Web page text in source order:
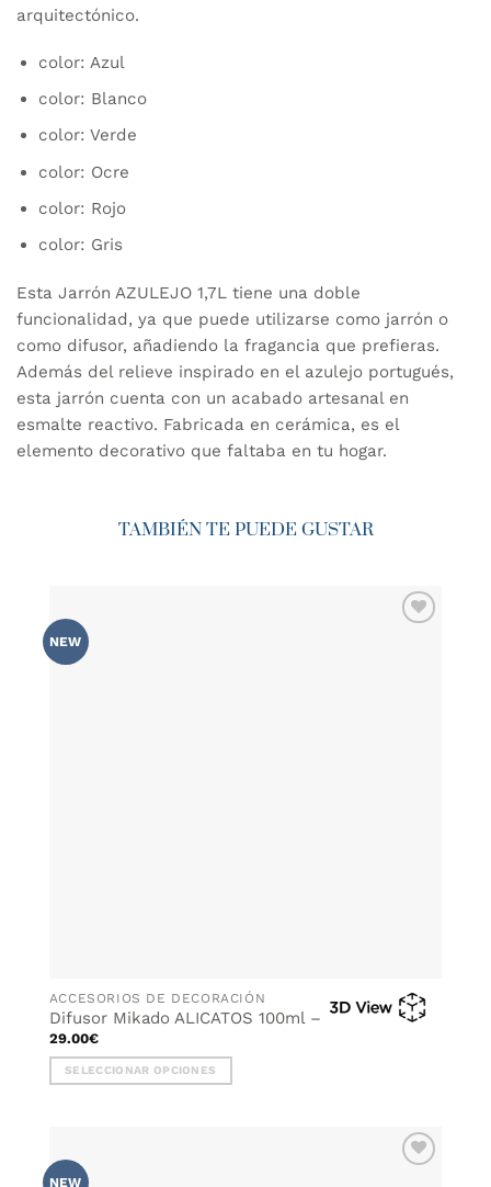
arquitectónico.
color: Azul
color: Blanco
color: Verde
color: Ocre
color: Rojo
color: Gris
Esta Jarrón AZULEJO 1,7L tiene una doble
funcionalidad, ya que puede utilizarse como jarrón o
como difusor, añadiendo la fragancia que prefieras.
Además del relieve inspirado en el azulejo portugués,
esta jarrón cuenta con un acabado artesanal en
esmalte reactivo. Fabricada en cerámica, es el
elemento decorativo que faltaba en tu hogar.
TAMBIÉN TE PUEDE GUSTAR
NEW
ACCESORIOS DE DECORACIÓN
Difusor Mikado ALICATOS 100ml – AREIA
29.00€
SELECCIONAR OPCIONES
múltiples
variantes.
NEW